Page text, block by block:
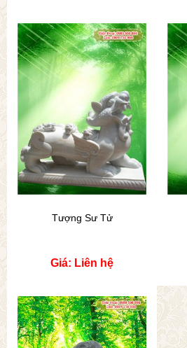
Tượng Sư Tử
Giá: Liên hệ